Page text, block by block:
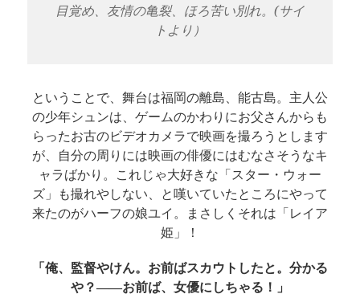
目覚め、友情の亀裂、ほろ苦い別れ。(サイ
トより）
ということで、舞台は福岡の離島、能古島。主人公
の少年シュンは、ゲームのかわりにお父さんからも
らったお古のビデオカメラで映画を撮ろうとします
が、自分の周りには映画の俳優にはむなさそうなキ
ャラばかり。これじゃ大好きな「スター・ウォー
ズ」も撮れやしない、と嘆いていたところにやって
来たのがハーフの娘ユイ。まさしくそれは「レイア
姫」！
「俺、監督やけん。お前ばスカウトしたと。分かる
や？――お前ば、女優にしちゃる！」